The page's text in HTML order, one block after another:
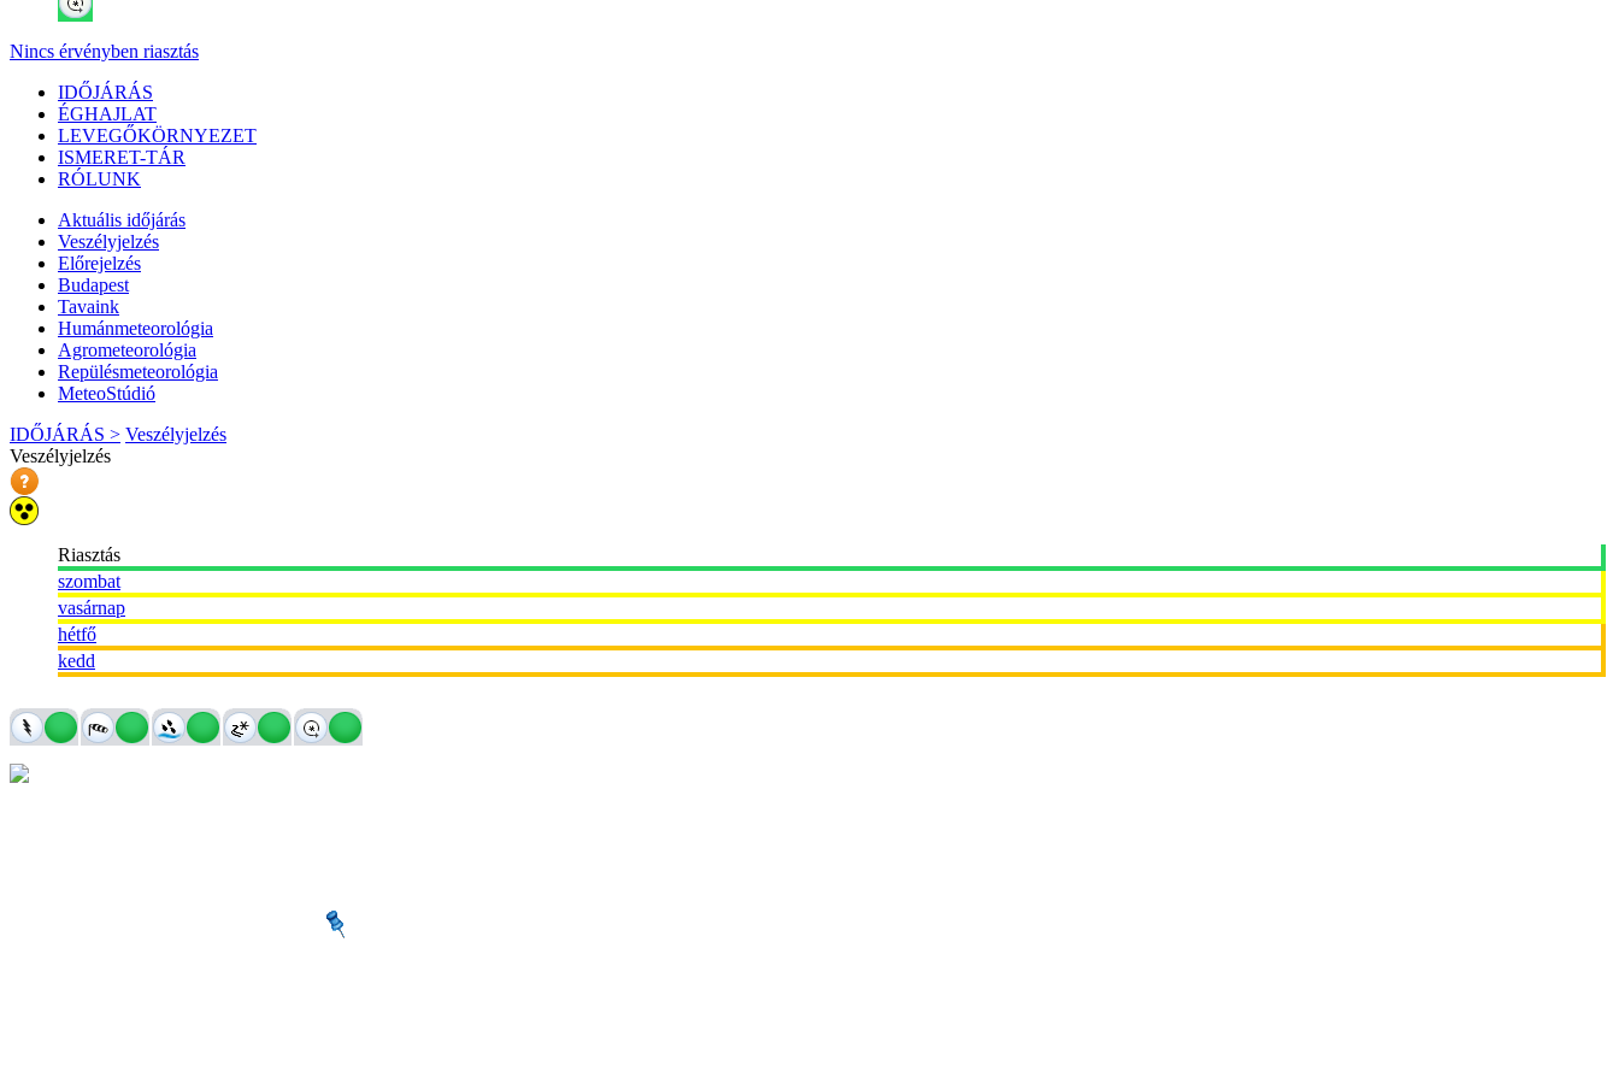
Nincs érvényben riasztás
IDŐJÁRÁS
ÉGHAJLAT
LEVEGŐKÖRNYEZET
ISMERET-TÁR
RÓLUNK
Aktuális időjárás
Veszélyjelzés
Előrejelzés
Budapest
Tavaink
Humánmeteorológia
Agrometeorológia
Repülésmeteorológia
MeteoStúdió
IDŐJÁRÁS > Veszélyjelzés
Veszélyjelzés
Riasztás
szombat
vasárnap
hétfő
kedd